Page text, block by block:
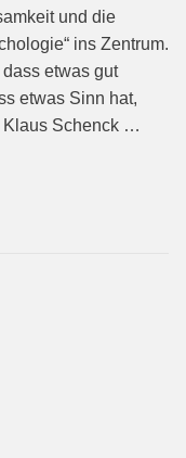
und die
ins Zentrum.
etwas gut
etwas Sinn hat,
Klaus Schenck …